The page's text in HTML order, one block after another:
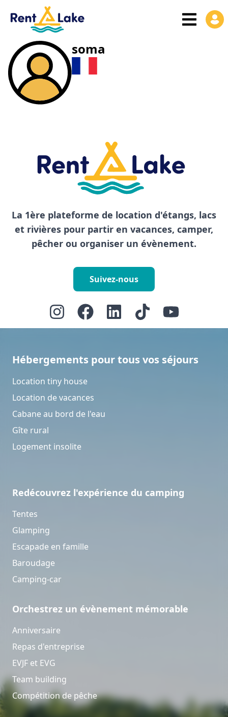
soma
La 1ère plateforme de location d'étangs, lacs
et rivières pour partir en vacances, camper,
pêcher ou organiser un évènement.
Suivez-nous
Hébergements pour tous vos séjours
Location tiny house
Location de vacances
Cabane au bord de l'eau
Gîte rural
Logement insolite
Redécouvrez l'expérience du camping
Tentes
Glamping
Escapade en famille
Baroudage
Camping-car
Orchestrez un évènement mémorable
Anniversaire
Repas d'entreprise
EVJF et EVG
Team building
Compétition de pêche